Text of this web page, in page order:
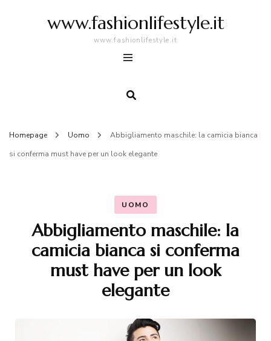
www.fashionlifestyle.it
www.fashionlifestyle.it
Homepage Uomo
Abbigliamento maschile: la camicia bianca
si conferma must have per un look elegante
UOMO
Abbigliamento maschile: la
camicia bianca si conferma
must have per un look
elegante